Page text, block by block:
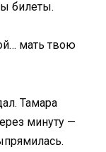
билеты.
мать твою
Тамара
минуту —